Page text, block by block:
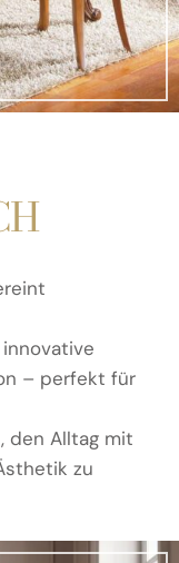
– perfekt für
den Alltag mit
zu